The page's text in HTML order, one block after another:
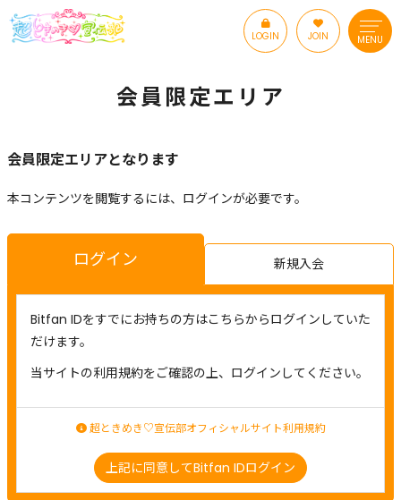
LOGIN JOIN MENU
会員限定エリア
会員限定エリアとなります
本コンテンツを閲覧するには、ログインが必要です。
ログイン 新規入会
Bitfan IDをすでにお持ちの方はこちらからログインしていた
だけます。
当サイトの利用規約をご確認の上、ログインしてください。
超ときめき♡宣伝部オフィシャルサイト利用規約
上記に同意してBitfan IDログイン